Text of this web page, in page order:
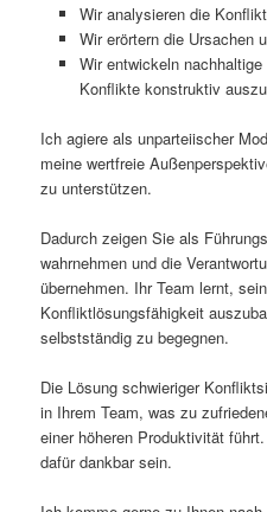
Wir analysieren die
Wir erörtern die Ursachen
Wir entwickeln
Konflikte konstruktiv
Ich agiere als unparteiischer
meine wertfreie
zu unterstützen.
Dadurch zeigen Sie als
wahrnehmen und die
übernehmen. Ihr Team lernt,
Konfliktlösungsfähigkeit
selbstständig zu begegnen.
Die Lösung schwieriger
in Ihrem Team, was zu
einer höheren Produktivität
dafür dankbar sein.